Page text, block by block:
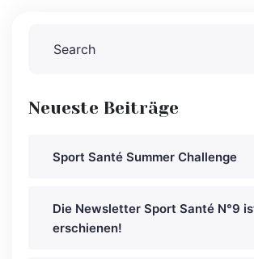
Neueste Beiträge
Sport Santé Summer Challenge
Die Newsletter Sport Santé N°9
erschienen!